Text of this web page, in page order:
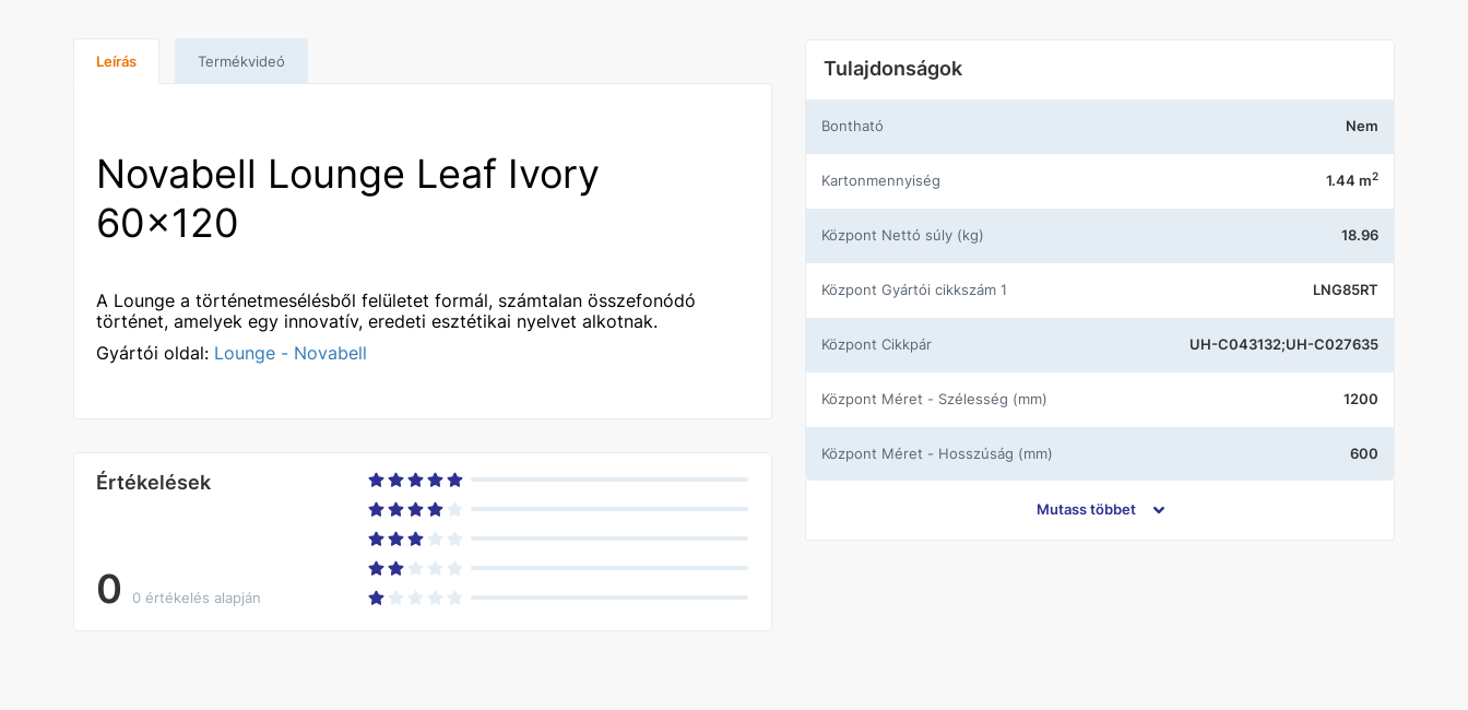
Leírás Termékvideó
Novabell Lounge Leaf Ivory
60x120
A Lounge a történetmesélésből felületet formál, számtalan összefonódó
történet, amelyek egy innovatív, eredeti esztétikai nyelvet alkotnak.
Gyártói oldal: Lounge - Novabell
Értékelések
0 0 értékelés alapján
Tulajdonságok
Bontható Nem
Kartonmennyiség 1.44 m2
központ Nettó súly (kg) 18.96
központ Gyártói cikkszám 1 LNG85RT
központ Cikkpár UH-C043132;UH-C027635
központ Méret - Szélesség (mm) 1200
központ Méret - Hosszúság (mm) 600
Mutass többet